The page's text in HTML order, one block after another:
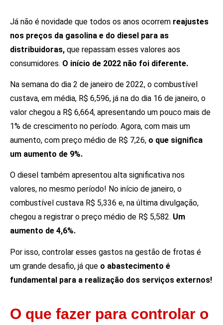
Já não é novidade que todos os anos ocorrem reajustes
nos preços da gasolina e do diesel para as
distribuidoras, que repassam esses valores aos
consumidores. O início de 2022 não foi diferente.
Na semana do dia 2 de janeiro de 2022, o combustível
custava, em média, R$ 6,596, já na do dia 16 de janeiro, o
valor chegou a R$ 6,664, apresentando um pouco mais de
1% de crescimento no período. Agora, com mais um
aumento, com preço médio de R$ 7,26, o que significa
um aumento de 9%.
O diesel também apresentou alta significativa nos
valores, no mesmo período! No início de janeiro, o
combustível custava R$ 5,336 e, na última divulgação,
chegou a registrar o preço médio de R$ 5,582. Um
aumento de 4,6%.
Por isso, controlar esses gastos na gestão de frotas é
um grande desafio, já que o abastecimento é
fundamental para a realização dos serviços externos!
O que fazer para controlar o